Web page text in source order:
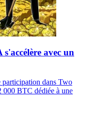
avec un
dans Two
000 BTC dédiée à une